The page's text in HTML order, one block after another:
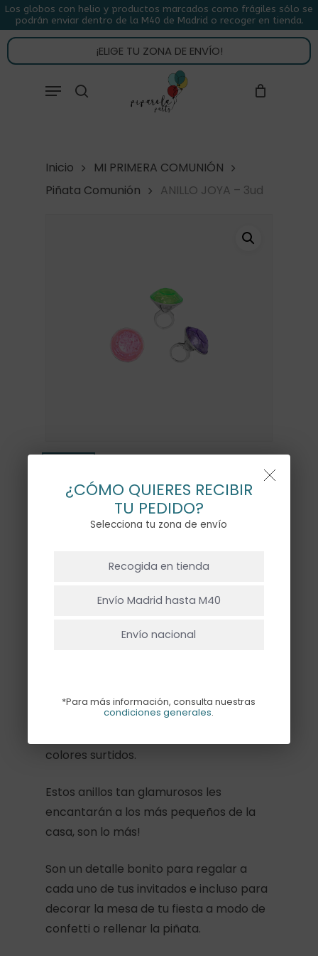
Skip
to
main
content
Los globos con helio y productos marcados como frágiles sólo se
podrán enviar dentro de la M40 de Madrid o recoger en tienda.
¡ELIGE TU ZONA DE ENVÍO!
Menu
CARRITO CLOSE
CART
Inicio
MI PRIMERA COMUNIÓN
Piñata Comunión
ANILLO JOYA – 3ud
Sin existencias
Descripción
colores surtidos.
Estos anillos tan glamurosos les
encantarán a los más pequeños de la
casa, son lo más!
Son un detalle bonito para regalar a
cada uno de tus invitados e incluso para
decorar la mesa de tu fiesta a modo de
confetti o rellenar la piñata.
Menu
¿CÓMO QUIERES RECIBIR
TU PEDIDO?
Selecciona tu zona de envío
Recogida en tienda
Envío Madrid hasta M40
Envío nacional
*Para más información, consulta nuestras
condiciones generales.